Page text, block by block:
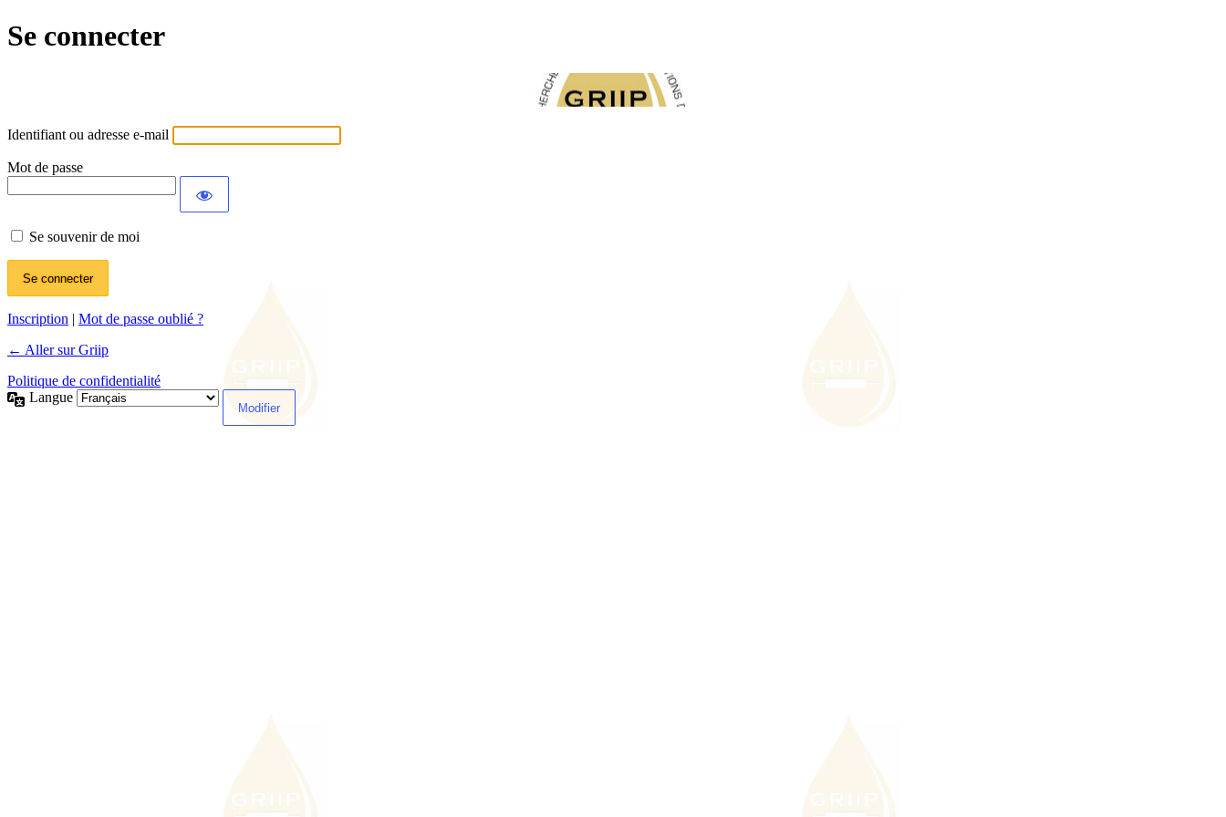
Se connecter
Identifiant ou adresse e-mail
Mot de passe
Se souvenir de moi
Inscription | Mot de passe oublié ?
← Aller sur Griip
Politique de confidentialité
Langue